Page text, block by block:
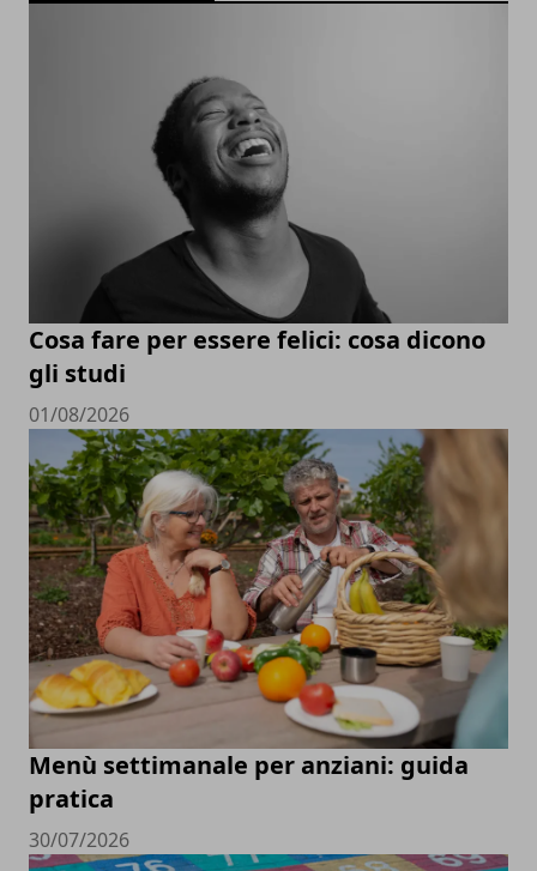
Cosa fare per essere felici: cosa dicono
gli studi
01/08/2026
Menù settimanale per anziani: guida
pratica
30/07/2026